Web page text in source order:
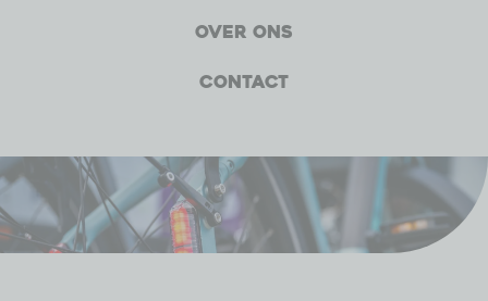
Over ons
Contact